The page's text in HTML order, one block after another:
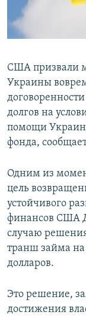
ПОБЕДИТЕЛЕЙ НЕ
УКРАИНСКАЯ
ПРИСОЕДИНЯЙТЕСЬ!
Все сайты
США призвали
Украины
долгов на
помощи
фонда,
Одним из
цель
устойчивого
финансов США
случаю
транш займа на
долларов.
Это решение,
достижения